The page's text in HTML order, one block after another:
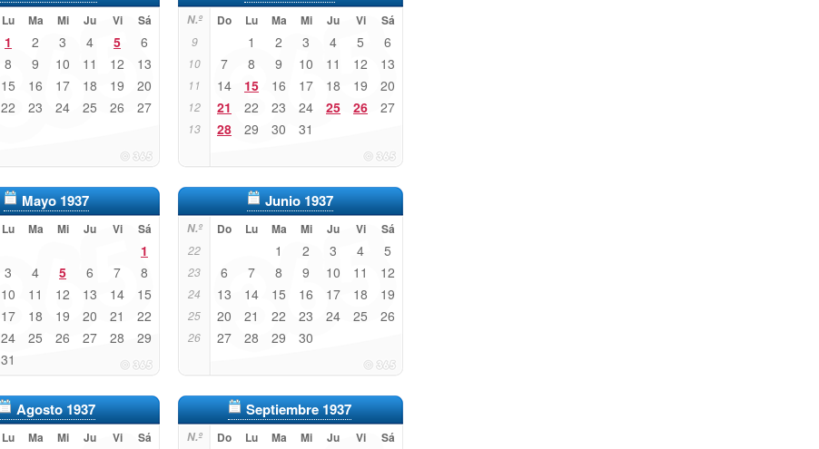
Lu Ma Mi Ju Vi Sá
1 2 3 4 5 6
8 9 10 11 12 13
15 16 17 18 19 20
22 23 24 25 26 27
N.º Do Lu Ma Mi Ju Vi Sá
9 1 2 3 4 5 6
10 7 8 9 10 11 12 13
11 14 15 16 17 18 19 20
12 21 22 23 24 25 26 27
13 28 29 30 31
Mayo 1937
Lu Ma Mi Ju Vi Sá
1
3 4 5 6 7 8
10 11 12 13 14 15
17 18 19 20 21 22
24 25 26 27 28 29
31
Junio 1937
N.º Do Lu Ma Mi Ju Vi Sá
22 1 2 3 4 5
23 6 7 8 9 10 11 12
24 13 14 15 16 17 18 19
25 20 21 22 23 24 25 26
26 27 28 29 30
Agosto 1937
Lu Ma Mi Ju Vi Sá
Septiembre 1937
N.º Do Lu Ma Mi Ju Vi Sá